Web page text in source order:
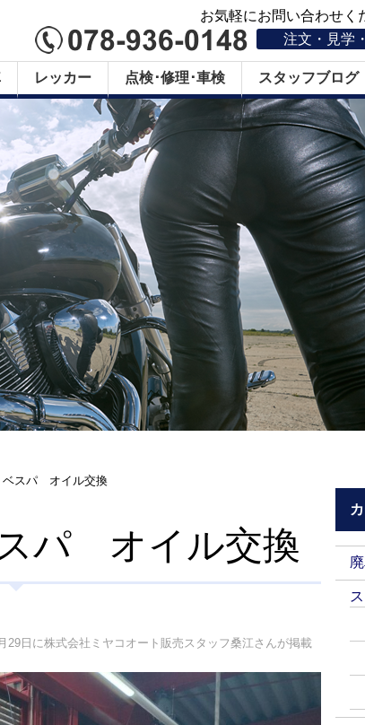
お気軽にお問い合わせく
注文・見学
レッカー 点検･修理･車検 スタッフブログ
スパ オイル交換
パ オイル交換
29日に株式会社ミヤコオート販売スタッフ桑江さんが掲載